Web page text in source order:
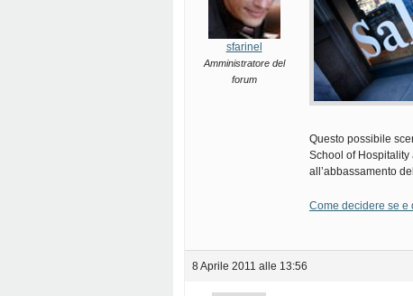
sfarinel
Amministratore del
forum
Questo possibile
School of Hospitality
all’abbassamento
Come decidere se e
8 Aprile 2011 alle 13:56